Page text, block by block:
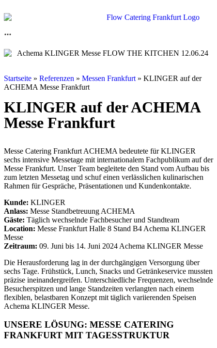
Startseite » Referenzen » Messen Frankfurt » KLINGER auf der
ACHEMA Messe Frankfurt
KLINGER auf der ACHEMA
Messe Frankfurt
Messe Catering Frankfurt ACHEMA bedeutete für KLINGER
sechs intensive Messetage mit internationalem Fachpublikum auf der
Messe Frankfurt. Unser Team begleitete den Stand vom Aufbau bis
zum letzten Messetag und schuf einen verlässlichen kulinarischen
Rahmen für Gespräche, Präsentationen und Kundenkontakte.
Kunde: KLINGER
Anlass: Messe Standbetreuung ACHEMA
Gäste: Täglich wechselnde Fachbesucher und Standteam
Location: Messe Frankfurt Halle 8 Stand B4 Achema KLINGER
Messe
Zeitraum: 09. Juni bis 14. Juni 2024 Achema KLINGER Messe
Die Herausforderung lag in der durchgängigen Versorgung über
sechs Tage. Frühstück, Lunch, Snacks und Getränkeservice mussten
präzise ineinandergreifen. Unterschiedliche Frequenzen, wechselnde
Besucherspitzen und lange Standzeiten verlangten nach einem
flexiblen, belastbaren Konzept mit täglich variierenden Speisen
Achema KLINGER Messe.
UNSERE LÖSUNG: MESSE CATERING
FRANKFURT MIT TAGESSTRUKTUR